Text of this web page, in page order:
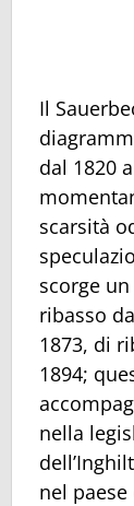
Il
dal 1820
scarsità
scorge
ribasso
1873, di
1894;
nella
nel